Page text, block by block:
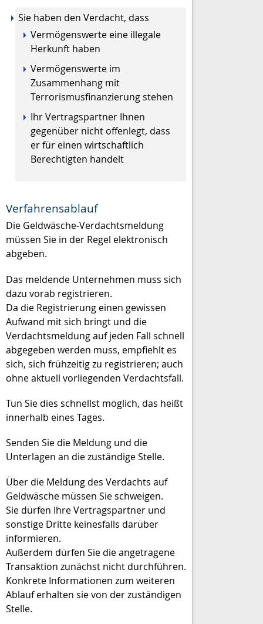
Sie haben den Verdacht, dass
Vermögenswerte eine illegale
Herkunft haben
Vermögenswerte im
Zusammenhang mit
Terrorismusfinanzierung stehen
Ihr Vertragspartner Ihnen
gegenüber nicht offenlegt, dass
er für einen wirtschaftlich
Berechtigten handelt
Verfahrensablauf
Die Geldwäsche-Verdachtsmeldung
müssen Sie in der Regel elektronisch
abgeben.
Das meldende Unternehmen muss sich
dazu vorab registrieren.
Da die Registrierung einen gewissen
Aufwand mit sich bringt und die
Verdachtsmeldung auf jeden Fall schnell
abgegeben werden muss, empfiehlt es
sich, sich frühzeitig zu registrieren; auch
ohne aktuell vorliegenden Verdachtsfall.
Tun Sie dies schnellst möglich, das heißt
innerhalb eines Tages.
Senden Sie die Meldung und die
Unterlagen an die zuständige Stelle.
Über die Meldung des Verdachts auf
Geldwäsche müssen Sie schweigen.
Sie dürfen Ihre Vertragspartner und
sonstige Dritte keinesfalls darüber
informieren.
Außerdem dürfen Sie die angetragene
Transaktion zunächst nicht durchführen.
Konkrete Informationen zum weiteren
Ablauf erhalten sie von der zuständigen
Stelle.